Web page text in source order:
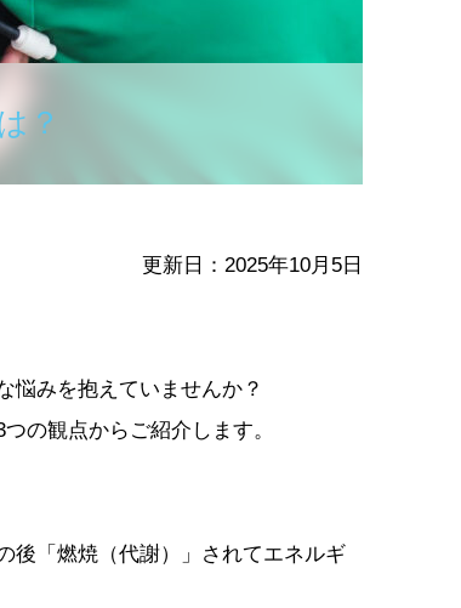
？
更新日：2025年10月5日
悩みを抱えていませんか？
の観点からご紹介します。
後「燃焼（代謝）」されてエネルギ